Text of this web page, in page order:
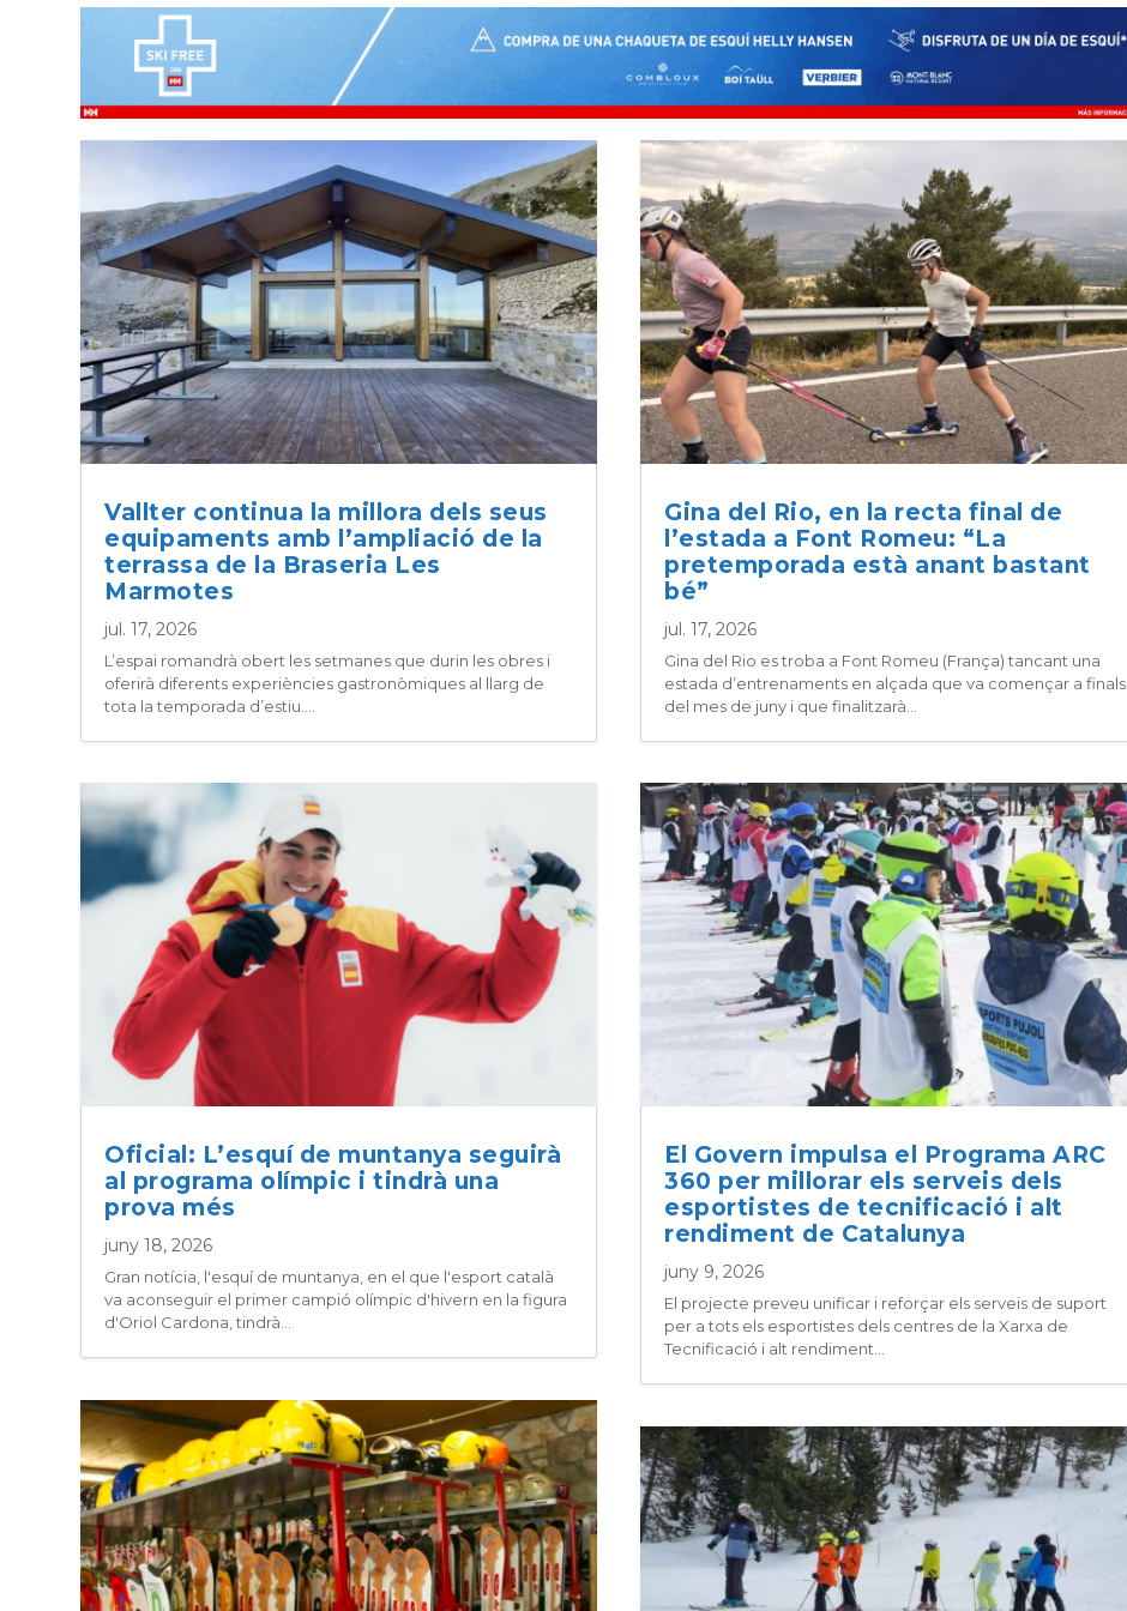
Vallter continua la millora dels seus
equipaments amb l’ampliació de la
terrassa de la Braseria Les
Marmotes
jul. 17, 2026
L’espai romandrà obert les setmanes que durin les obres i
oferirà diferents experiències gastronòmiques al llarg de
tota la temporada d’estiu....
Oficial: L’esquí de muntanya seguirà
al programa olímpic i tindrà una
prova més
juny 18, 2026
Gran notícia, l'esquí de muntanya, en el que l'esport català
va aconseguir el primer campió olímpic d'hivern en la figura
d'Oriol Cardona, tindrà...
Gina del Rio, en la recta final de
l’estada a Font Romeu: “La
pretemporada està anant bastant
bé”
jul. 17, 2026
Gina del Rio es troba a Font Romeu (França) tancant una
estada d’entrenaments en alçada que va començar a finals
del mes de juny i que finalitzarà...
El Govern impulsa el Programa ARC
360 per millorar els serveis dels
esportistes de tecnificació i alt
rendiment de Catalunya
juny 9, 2026
El projecte preveu unificar i reforçar els serveis de suport
per a tots els esportistes dels centres de la Xarxa de
Tecnificació i alt rendiment...